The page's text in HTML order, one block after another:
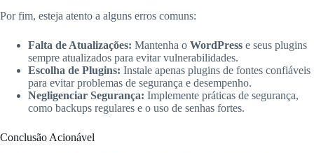
Por fim, esteja atento a alguns erros comuns:
Falta de Atualizações: Mantenha o WordPress e seus plugins
sempre atualizados para evitar vulnerabilidades.
Escolha de Plugins: Instale apenas plugins de fontes confiáveis
para evitar problemas de segurança e desempenho.
Negligenciar Segurança: Implemente práticas de segurança,
como backups regulares e o uso de senhas fortes.
Conclusão Acionável